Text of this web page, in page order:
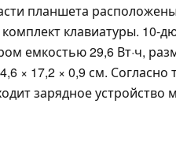
планшета
клавиатуры.
емкостью 29,6 Вт·ч,
× 17,2 × 0,9 см. Согласно
зарядное